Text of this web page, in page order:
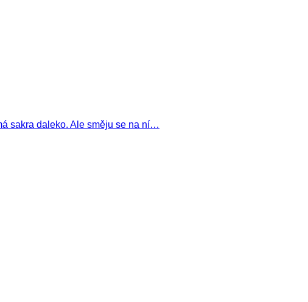
sakra daleko. Ale směju se na ní…